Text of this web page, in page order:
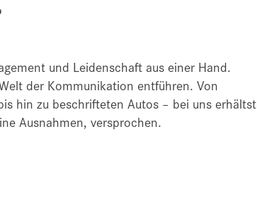
und Leidenschaft aus einer Hand.
der Kommunikation entführen. Von
hin zu beschrifteten Autos – bei uns erhältst
Ausnahmen, versprochen.